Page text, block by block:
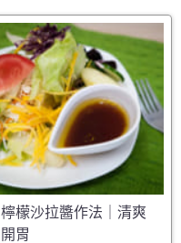
檸檬沙拉醬作法｜清爽
開胃